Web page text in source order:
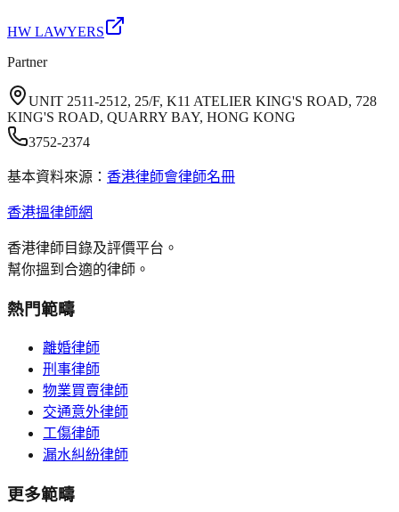
HW LAWYERS
Partner
UNIT 2511-2512, 25/F, K11 ATELIER KING'S ROAD, 728
KING'S ROAD, QUARRY BAY, HONG KONG
3752-2374
基本資料來源： 香港律師會律師名冊
香港搵律師網
香港律師目錄及評價平台。
幫你搵到合適的律師。
熱門範疇
離婚律師
刑事律師
物業買賣律師
交通意外律師
工傷律師
漏水糾紛律師
更多範疇